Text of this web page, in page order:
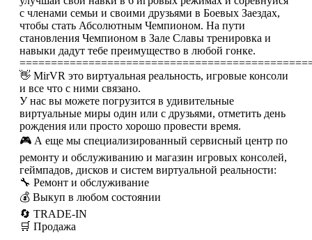
с членами семьи и своими друзьями в Боевых Заездах,
чтобы стать Абсолютным Чемпионом. На пути
становления Чемпионом в Зале Славы тренировка и
навыки дадут тебе преимущество в любой гонке.
👋 MirVR это виртуальная реальность, игровые консоли
и все что с ними связано.
У нас вы можете погрузится в удивительные
виртуальные миры один или с друзьями, отметить день
рождения или просто хорошо провести время.
🎮 А еще мы специализированный сервисный центр по
ремонту и обслуживанию и магазин игровых консолей,
геймпадов, дисков и систем виртуальной реальности:
🔧 Ремонт и обслуживание
💰 Выкуп в любом состоянии
🔄 TRADE-IN
🛒 Продажа